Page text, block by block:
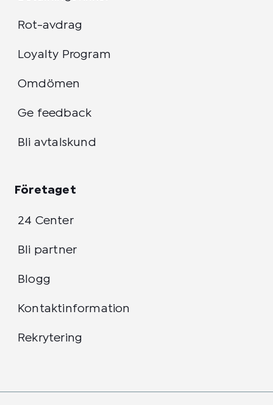
Rot-avdrag
Loyalty Program
Omdömen
Ge feedback
Bli avtalskund
Företaget
24 Center
Bli partner
Blogg
Kontaktinformation
Rekrytering